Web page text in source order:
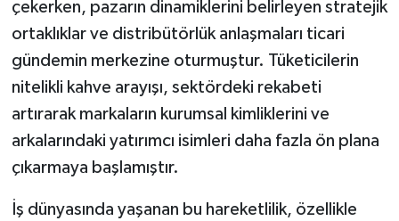
çekerken, pazarın dinamiklerini belirleyen stratejik
ortaklıklar ve distribütörlük anlaşmaları ticari
gündemin merkezine oturmuştur. Tüketicilerin
nitelikli kahve arayışı, sektördeki rekabeti
artırarak markaların kurumsal kimliklerini ve
arkalarındaki yatırımcı isimleri daha fazla ön plana
çıkarmaya başlamıştır.
İş dünyasında yaşanan bu hareketlilik, özellikle